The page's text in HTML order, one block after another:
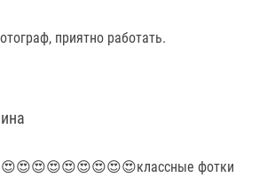
приятно работать.
фотки